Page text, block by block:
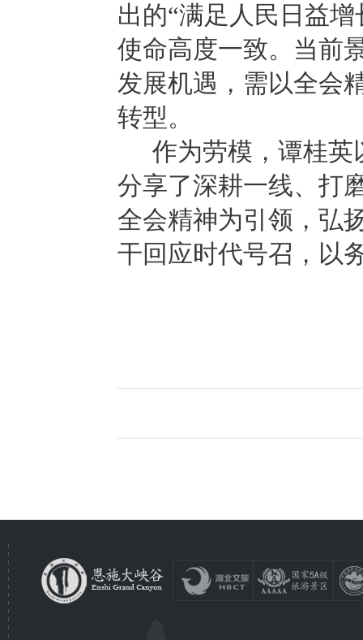
出的“满足人民日益
使命高度一致。当前
发展机遇，需以全会
转型。
作为劳模，谭桂英
分享了深耕一线、打
全会精神为引领，弘
干回应时代号召，以